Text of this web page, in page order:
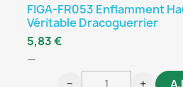
FIGA-FR053 Enflamment
Véritable Dracoguerrier
—
5,83 €